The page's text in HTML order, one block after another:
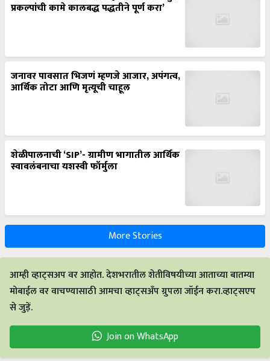
प्रकल्पांची कामे कालबद्ध पद्धतीने पूर्ण करा’
जनावर पावसात भिजणं म्हणजे आजार, अपंगत्व,
आर्थिक तोटा आणि मृत्यूची चाहूल
शेळीपालनाची ‘SIP’- ग्रामीण भागातील आर्थिक
स्वावलंबनाचा यशस्वी फॉर्मुला
More Stories
आम्ही व्हाट्सअप वर आहोत. देशभरातील शेतीविषयीच्या आताच्या बातम्या
मोबाईल वर वाचण्यासाठी आमचा व्हाट्सअँप ग्रुपला जॉईन करा.व्हाट्सएप
से जुड़ें.
Join on WhatsApp